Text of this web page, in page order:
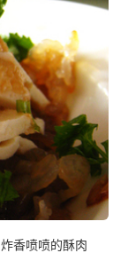
炸香喷喷的酥肉